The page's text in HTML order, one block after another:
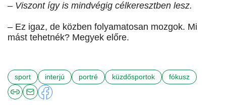
– Viszont így is mindvégig célkeresztben lesz.
– Ez igaz, de közben folyamatosan mozgok. Mi
mást tehetnék? Megyek előre.
sport interjú portré küzdősportok fókusz